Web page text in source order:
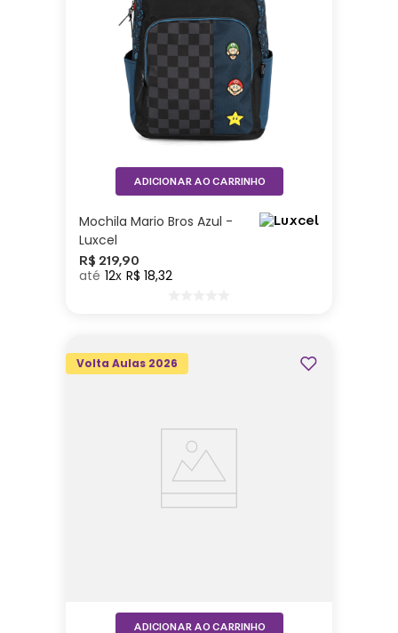
Mochila Mario Bros Azul -
Luxcel
R$ 219,90
12 R$ 18,32
ADICIONAR AO CARRINHO
Volta Aulas 2026
ADICIONAR AO CARRINHO